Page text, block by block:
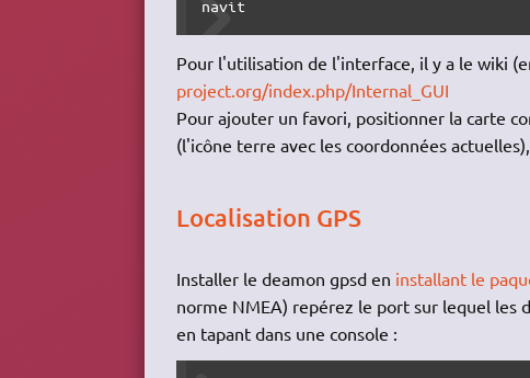
navit
Pour l'utilisation de l'interface, il y a le wiki
project.org/index.php/Internal_GUI
Pour ajouter un favori, positionner la carte
(l'icône terre avec les coordonnées
Localisation GPS
Installer le deamon gpsd en installant le
norme NMEA) repérez le port sur lequel les
en tapant dans une console :